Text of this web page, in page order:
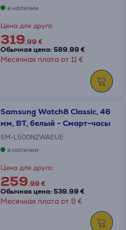
в наличии
Цена для друга:
319.99 €
Обычная цена: 589.99 €
Месячная плата от 11 €
Samsung Watch8 Classic, 46
мм, BT, белый - Смарт-часы
SM-L500NZWAEUE
в наличии
Цена для друга:
259.99 €
Обычная цена: 539.99 €
Месячная плата от 9 €